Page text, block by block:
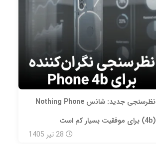
نظرسنجی جدید: شانس Nothing Phone
(4b) برای موفقیت بسیار کم است
28 تیر 1405